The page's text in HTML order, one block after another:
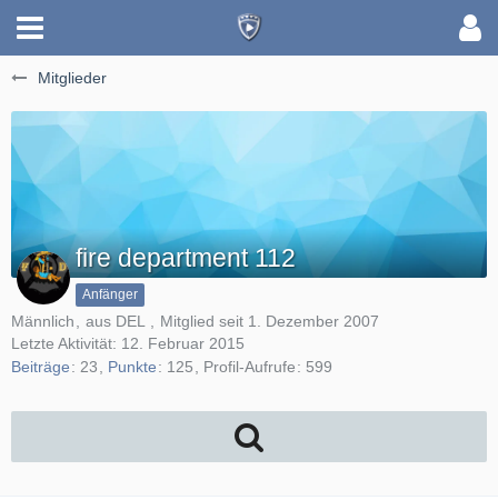
Mitglieder
fire department 112
Anfänger
Männlich aus DEL
Mitglied seit 1. Dezember 2007
Letzte Aktivität: 12. Februar 2015
Beiträge
23 Punkte 125 Profil-Aufrufe 599